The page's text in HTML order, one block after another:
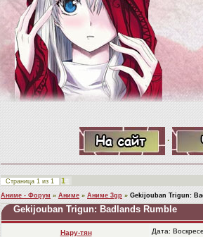
·
Страница 1 из 1 1
Аниме - Форум » Аниме » Аниме 3gp » Gekijouban Trigun:
Gekijouban Trigun: Badlands Rumble
Нару-тян Дата: